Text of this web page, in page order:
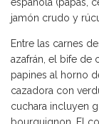
jamón crudo y
Entre las carnes
azafrán, el bife de
papines al horno
cazadora con
cuchara incluyen
bourguignon. El